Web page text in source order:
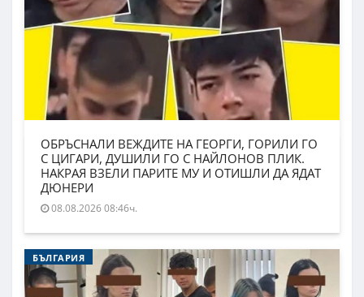
ОБРЪСНАЛИ ВЕЖДИТЕ НА ГЕОРГИ, ГОРИЛИ ГО
С ЦИГАРИ, ДУШИЛИ ГО С НАЙЛОНОВ ПЛИК.
НАКРАЯ ВЗЕЛИ ПАРИТЕ МУ И ОТИШЛИ ДА ЯДАТ
ДЮНЕРИ
08.08.2026 08:46ч.
БЪЛГАРИЯ